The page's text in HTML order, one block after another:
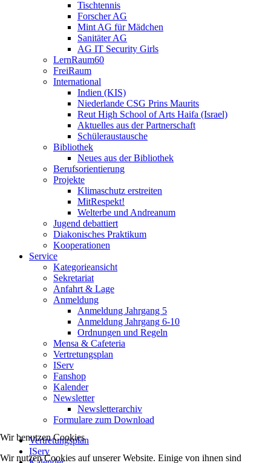
Tischtennis
Forscher AG
Mint AG für Mädchen
Sanitäter AG
AG IT Security Girls
LernRaum60
FreiRaum
International
Indien (KIS)
Niederlande CSG Prins Maurits
Reut High School of Arts Haifa (Israel)
Aktuelles aus der Partnerschaft
Schüleraustausche
Bibliothek
Neues aus der Bibliothek
Berufsorientierung
Projekte
Klimaschutz erstreiten
MitRespekt!
Welterbe und Andreanum
Jugend debattiert
Diakonisches Praktikum
Kooperationen
Service
Kategorieansicht
Sekretariat
Anfahrt & Lage
Anmeldung
Anmeldung Jahrgang 5
Anmeldung Jahrgang 6-10
Ordnungen und Regeln
Mensa & Cafeteria
Vertretungsplan
IServ
Fanshop
Kalender
Newsletter
Newsletterarchiv
Formulare zum Download
Vertretungsplan
IServ
Wir benutzen Cookies
Wir nutzen Cookies auf unserer Website. Einige von ihnen sind